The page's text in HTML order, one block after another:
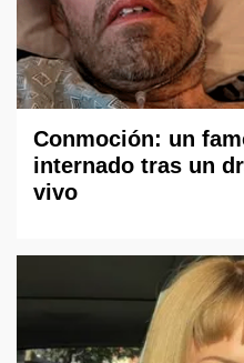
Conmoción: un
internado tras un
vivo